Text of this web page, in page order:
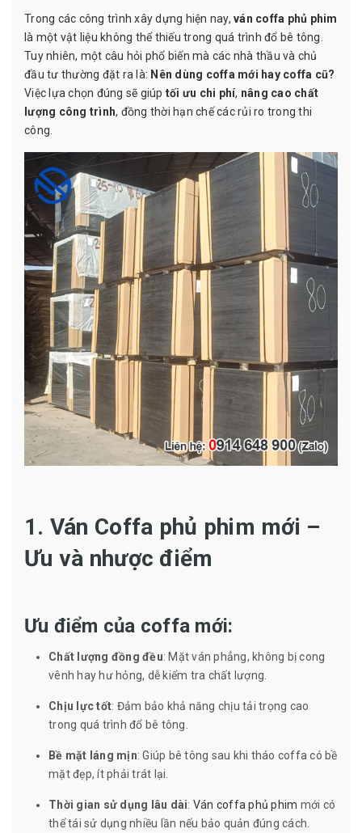
Trong các công trình xây dựng hiện nay, ván coffa phủ phim
là một vật liệu không thể thiếu trong quá trình đổ bê tông.
Tuy nhiên, một câu hỏi phổ biến mà các nhà thầu và chủ
đầu tư thường đặt ra là: Nên dùng coffa mới hay coffa cũ?
Việc lựa chọn đúng sẽ giúp tối ưu chi phí, nâng cao chất
lượng công trình, đồng thời hạn chế các rủi ro trong thi
công.
1. Ván Coffa phủ phim mới –
Ưu và nhược điểm
Ưu điểm của coffa mới:
Chất lượng đồng đều: Mặt ván phẳng, không bị cong
vênh hay hư hỏng, dễ kiểm tra chất lượng.
Chịu lực tốt: Đảm bảo khả năng chịu tải trọng cao
trong quá trình đổ bê tông.
Bề mặt láng mịn: Giúp bê tông sau khi tháo coffa có bề
mặt đẹp, ít phải trát lại.
Thời gian sử dụng lâu dài: Ván coffa phủ phim mới có
thể tái sử dụng nhiều lần nếu bảo quản đúng cách.